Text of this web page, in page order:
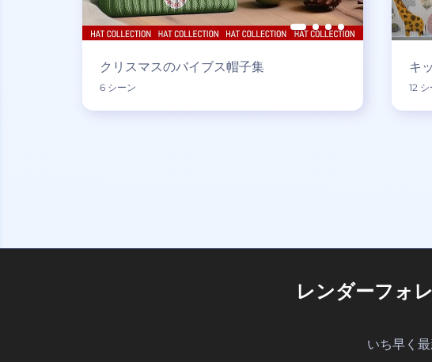
クリスマスのバイブス帽子集
6 シーン
キ
12
レンダーフォ
いち早く